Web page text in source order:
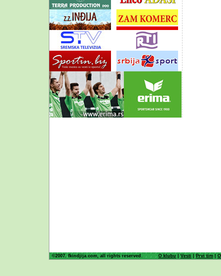
©2007. fkindjija.com, all rights reserved. O klubu |Vesti | Prvi tim |